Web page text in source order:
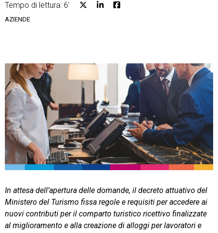
Ecommerce
Financial Solutions
HR
Trust Services
TeamSystem Corporate
Tempo di lettura: 6'
AZIENDE
In attesa dell’apertura delle domande, il decreto attuativo del
Ministero del Turismo fissa regole e requisiti per accedere ai
nuovi contributi per il comparto turistico ricettivo finalizzate
al miglioramento e alla creazione di alloggi per lavoratori e